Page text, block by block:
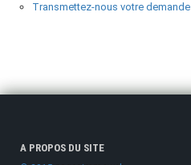
Transmettez-nous votre demande
A PROPOS DU SITE